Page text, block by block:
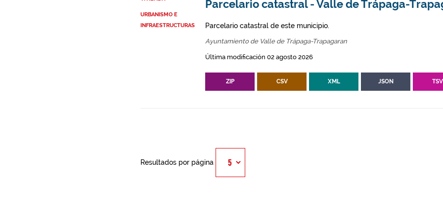
URBANISMO E
INFRAESTRUCTURAS
Parcelario catastral - Valle de Trápaga-
Parcelario catastral de este municipio.
Ayuntamiento de Valle de Trápaga-Trapagaran
Última modificación 02 agosto 2026
ZIP CSV XML JSON TSV
Resultados por página